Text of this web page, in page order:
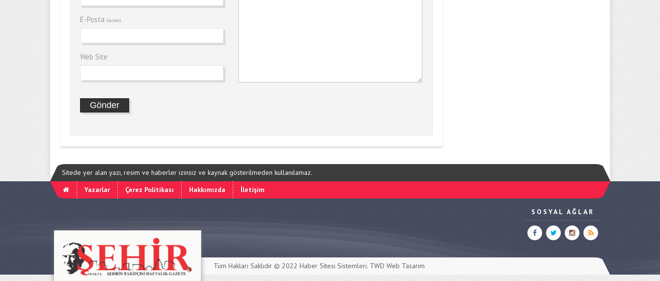
E-Posta Gerekli
Web Site
Sitede yer alan yazı, resim ve haberler izinsiz ve kaynak gösterilmeden kullanılamaz.
Yazarlar
Çerez Politikası Hakkımızda İletişim
SOSYAL AĞLAR
Tüm Hakları Saklıdır © 2022 Haber Sitesi Sistemleri. TWD Web Tasarım